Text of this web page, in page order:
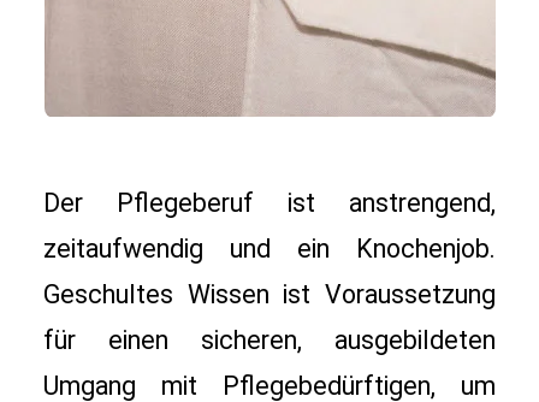
Der Pflegeberuf ist anstrengend,
zeitaufwendig und ein Knochenjob.
Geschultes Wissen ist Voraussetzung
für einen sicheren, ausgebildeten
Umgang mit Pflegebedürftigen, um